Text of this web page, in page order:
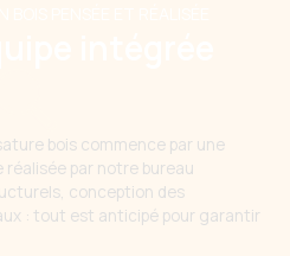
bois commence par une
par notre bureau
conception des
: tout est anticipé pour garantir